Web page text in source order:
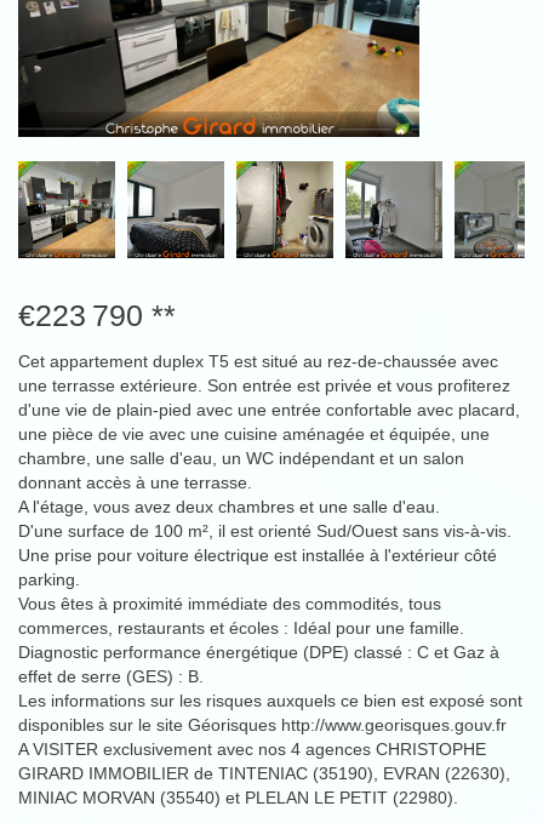
€223 790 **
Cet appartement duplex T5 est situé au rez-de-chaussée avec
une terrasse extérieure. Son entrée est privée et vous profiterez
d'une vie de plain-pied avec une entrée confortable avec placard,
une pièce de vie avec une cuisine aménagée et équipée, une
chambre, une salle d'eau, un WC indépendant et un salon
donnant accès à une terrasse.
A l'étage, vous avez deux chambres et une salle d'eau.
D'une surface de 100 m², il est orienté Sud/Ouest sans vis-à-vis.
Une prise pour voiture électrique est installée à l'extérieur côté
parking.
Vous êtes à proximité immédiate des commodités, tous
commerces, restaurants et écoles : Idéal pour une famille.
Diagnostic performance énergétique (DPE) classé : C et Gaz à
effet de serre (GES) : B.
Les informations sur les risques auxquels ce bien est exposé sont
disponibles sur le site Géorisques http://www.georisques.gouv.fr
A VISITER exclusivement avec nos 4 agences CHRISTOPHE
GIRARD IMMOBILIER de TINTENIAC (35190), EVRAN (22630),
MINIAC MORVAN (35540) et PLELAN LE PETIT (22980).